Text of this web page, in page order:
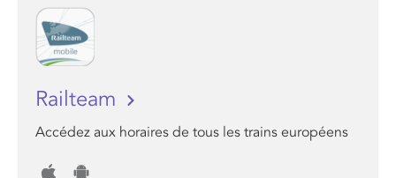
Railteam
Accédez aux horaires de tous les trains européens